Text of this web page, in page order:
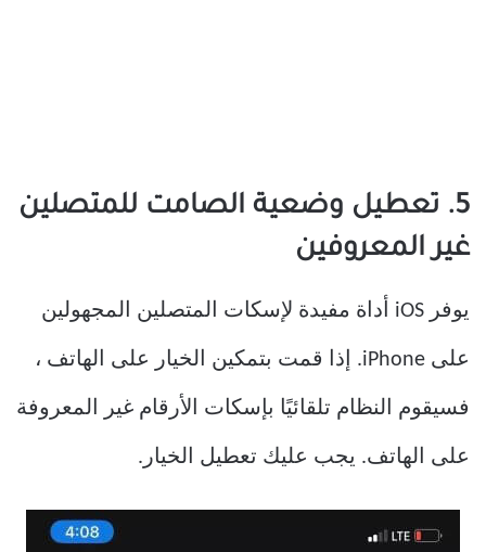
5. تعطيل وضعية الصامت للمتصلين
غير المعروفين
يوفر iOS أداة مفيدة لإسكات المتصلين المجهولين
على iPhone. إذا قمت بتمكين الخيار على الهاتف ،
فسيقوم النظام تلقائيًا بإسكات الأرقام غير المعروفة
على الهاتف. يجب عليك تعطيل الخيار.